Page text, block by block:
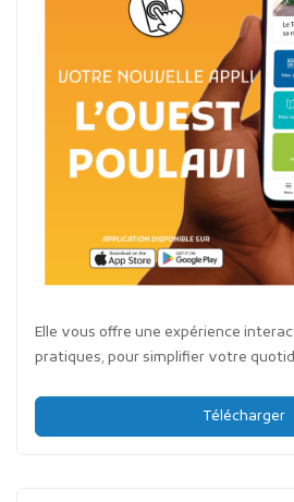
Elle vous offre une expérience
pratiques, pour simplifier votre
Télécharger